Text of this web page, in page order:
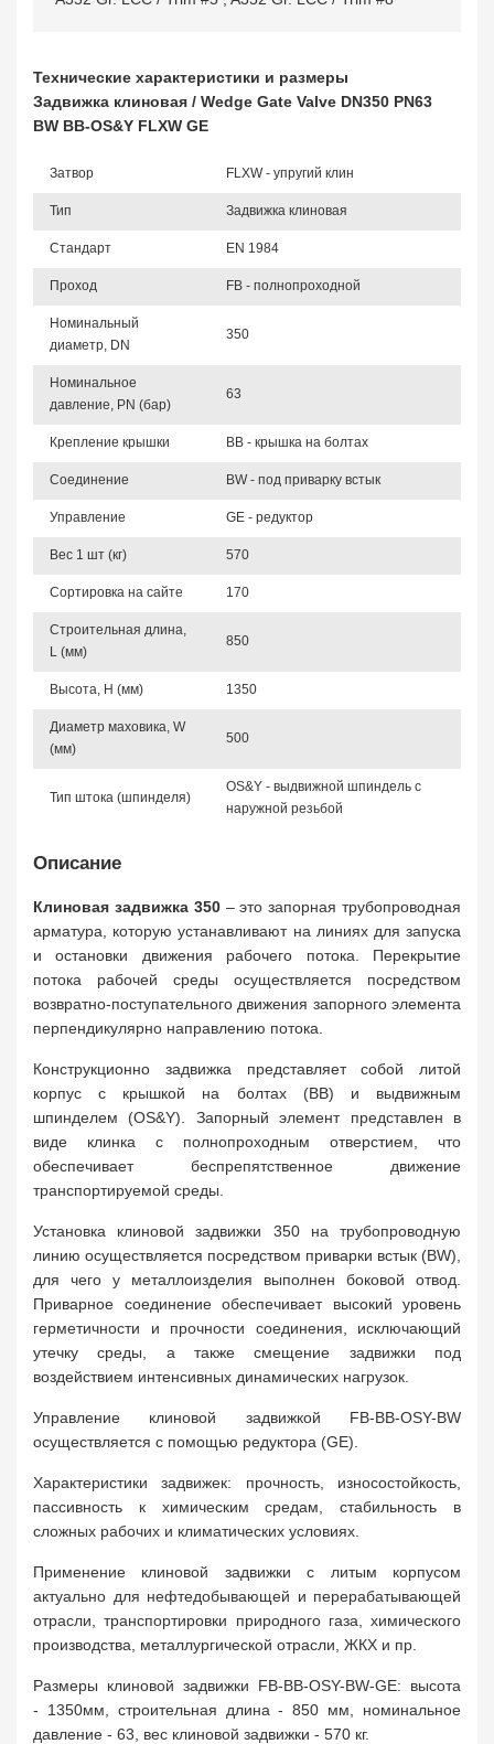
Технические характеристики и размеры
Задвижка клиновая / Wedge Gate Valve DN350 PN63
BW BB-OS&Y FLXW GE
Затвор FLXW - упругий клин
Тип Задвижка клиновая
Стандарт EN 1984
Проход FB - полнопроходной
Номинальный
диаметр, DN
350
Номинальное
давление, PN (бар)
63
Крепление крышки BB - крышка на болтах
Соединение BW - под приварку встык
Управление GE - редуктор
Вес 1 шт (кг) 570
Сортировка на сайте 170
Строительная длина,
L (мм)
850
Высота, Н (мм) 1350
Диаметр маховика, W
(мм)
500
Тип штока (шпинделя)
OS&Y - выдвижной шпиндель с
наружной резьбой
Описание
Клиновая задвижка 350– это запорная трубопроводная
арматура, которую устанавливают на линиях для запуска
и остановки движения рабочего потока. Перекрытие
потока рабочей среды осуществляется посредством
возвратно-поступательного движения запорного элемента
перпендикулярно направлению потока.
Конструкционно задвижка представляет собой литой
корпус с крышкой на болтах (BB) и выдвижным
шпинделем (OS&Y). Запорный элемент представлен в
виде клинка с полнопроходным отверстием, что
обеспечивает беспрепятственное движение
транспортируемой среды.
Установка клиновой задвижки 350 на трубопроводную
линию осуществляется посредством приварки встык (BW),
для чего у металлоизделия выполнен боковой отвод.
Приварное соединение обеспечивает высокий уровень
герметичности и прочности соединения, исключающий
утечку среды, а также смещение задвижки под
воздействием интенсивных динамических нагрузок.
Управление клиновой задвижкой FB-BB-OSY-BW
осуществляется с помощью редуктора (GE).
Характеристики задвижек: прочность, износостойкость,
пассивность к химическим средам, стабильность в
сложных рабочих и климатических условиях.
Применение клиновой задвижки с литым корпусом
актуально для нефтедобывающей и перерабатывающей
отрасли, транспортировки природного газа, химического
производства, металлургической отрасли, ЖКХ и пр.
Размеры клиновой задвижки FB-BB-OSY-BW-GE: высота
- 1350мм, строительная длина - 850 мм, номинальное
давление - 63, вес клиновой задвижки - 570 кг.